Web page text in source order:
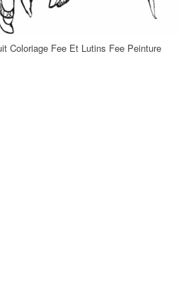
Coloriage Fee Et Lutins Fee Peinture